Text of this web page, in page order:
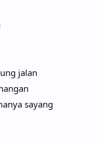
jalan
sayang